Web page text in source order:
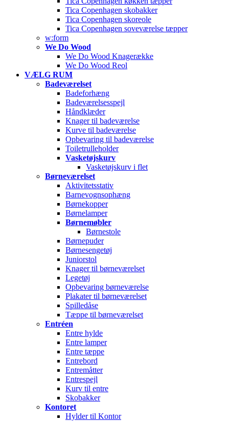
Tica Copenhagen skobakker
Tica Copenhagen skoreole
Tica Copenhagen soveværelse tæpper
w:form
We Do Wood
We Do Wood Knagerække
We Do Wood Reol
VÆLG RUM
Badeværelset
Badeforhæng
Badeværelsesspejl
Håndklæder
Knager til badeværelse
Kurve til badeværelse
Opbevaring til badeværelse
Toiletrulleholder
Vasketøjskurv
Vasketøjskurv i flet
Børneværelset
Aktivitetsstativ
Barnevognsophæng
Børnekopper
Børnelamper
Børnemøbler
Børnestole
Børnepuder
Børnesengetøj
Juniorstol
Knager til børneværelset
Legetøj
Opbevaring børneværelse
Plakater til børneværelset
Spilledåse
Tæppe til børneværelset
Entréen
Entre hylde
Entre lamper
Entre tæppe
Entrebord
Entremåtter
Entrespejl
Kurv til entre
Skobakker
Kontoret
Hylder til Kontor